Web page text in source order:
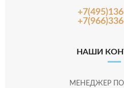
НАШИ
МЕНЕДЖЕР ПО